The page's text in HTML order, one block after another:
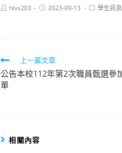
Posthlvs203
Post2023-09-13
Post學生訊息
Read
more
articles
上一篇文章
公告本校112年第2次職員甄選參
單
相關內容